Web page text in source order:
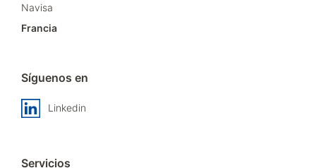
Navisa
Francia
Síguenos en
Linkedin
Servicios